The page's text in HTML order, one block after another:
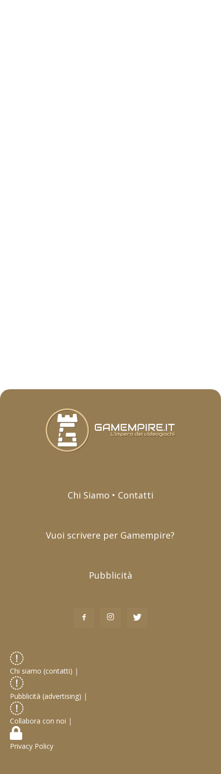
Chi Siamo • Contatti
Vuoi scrivere per Gamempire?
Pubblicità
Chi siamo (contatti) |
Pubblicità (advertising) |
Collabora con noi |
Privacy Policy